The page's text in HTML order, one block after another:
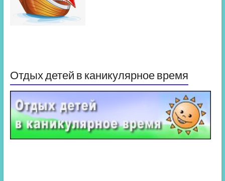
Отдых детей в каникулярное время